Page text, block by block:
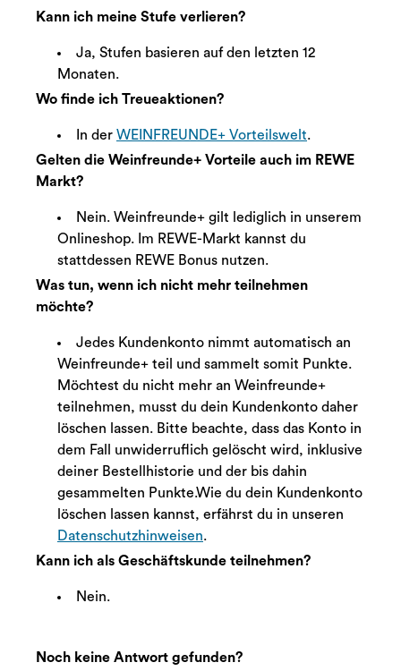
Kann ich meine Stufe verlieren?
Ja, Stufen basieren auf den letzten 12
Monaten.
Wo finde ich Treueaktionen?
In der WEINFREUNDE+ Vorteilswelt.
Gelten die Weinfreunde+ Vorteile auch im REWE
Markt?
Nein. Weinfreunde+ gilt lediglich in unserem
Onlineshop. Im REWE-Markt kannst du
stattdessen REWE Bonus nutzen.
Was tun, wenn ich nicht mehr teilnehmen
möchte?
Jedes Kundenkonto nimmt automatisch an
Weinfreunde+ teil und sammelt somit Punkte.
Möchtest du nicht mehr an Weinfreunde+
teilnehmen, musst du dein Kundenkonto daher
löschen lassen. Bitte beachte, dass das Konto in
dem Fall unwiderruflich gelöscht wird, inklusive
deiner Bestellhistorie und der bis dahin
gesammelten Punkte.Wie du dein Kundenkonto
löschen lassen kannst, erfährst du in unseren
Datenschutzhinweisen.
Kann ich als Geschäftskunde teilnehmen?
Nein.
Noch keine Antwort gefunden?